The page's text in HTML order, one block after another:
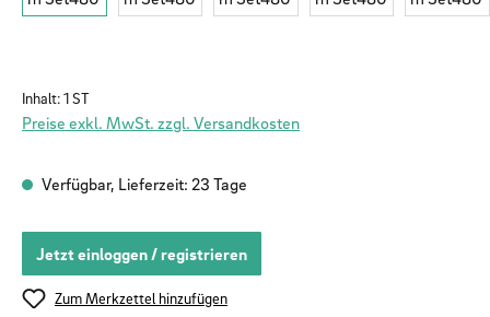
Inhalt:1 ST
Preise exkl. MwSt. zzgl. Versandkosten
Verfügbar, Lieferzeit: 23 Tage
Jetzt einloggen / registrieren
Zum Merkzettel hinzufügen